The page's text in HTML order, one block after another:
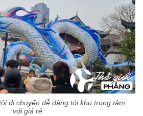
di chuyển dễ dàng tới khu trung tâm
với giá rẻ.